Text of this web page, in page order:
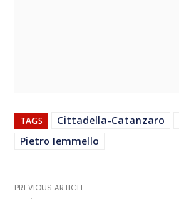
TAGS Cittadella-Catanzaro
Pietro Iemmello
PREVIOUS ARTICLE